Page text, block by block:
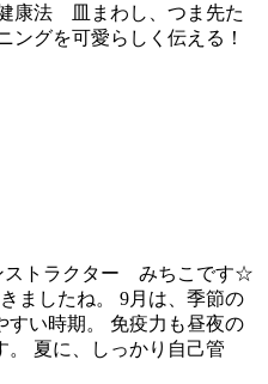
康法 皿まわし、つま先た
ングを可愛らしく伝える！
トラクター みちこです☆
ましたね。 9月は、季節の
すい時期。 免疫力も昼夜の
。 夏に、しっかり自己管